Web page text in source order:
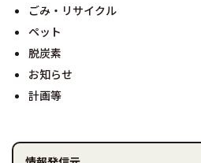
ごみ・リサイクル
ペット
脱炭素
お知らせ
計画等